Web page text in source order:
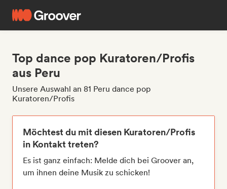
Top dance pop Kuratoren/Profis
aus Peru
Unsere Auswahl an 81 Peru dance pop
Kuratoren/Profis
Möchtest du mit diesen Kuratoren/Profis
in Kontakt treten?
Es ist ganz einfach: Melde dich bei Groover an,
um ihnen deine Musik zu schicken!